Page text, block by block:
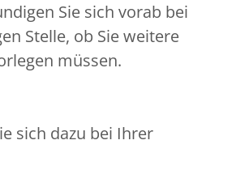
Sie sich vorab bei
Stelle, ob Sie weitere
müssen.
sich dazu bei Ihrer